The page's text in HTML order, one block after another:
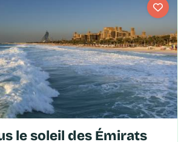
le soleil des Émirats